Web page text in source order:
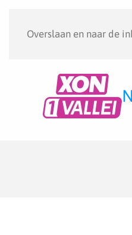
Overslaan en naar de